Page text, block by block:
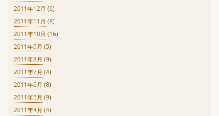
2011年12月 (6)
2011年11月 (8)
2011年10月 (16)
2011年9月 (5)
2011年8月 (9)
2011年7月 (4)
2011年6月 (8)
2011年5月 (9)
2011年4月 (4)